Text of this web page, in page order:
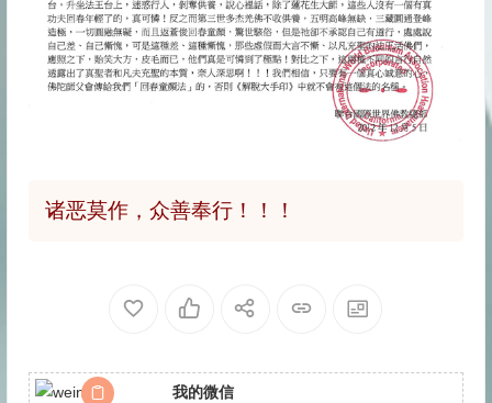
诸恶莫作，众善奉行！！！
我的微信